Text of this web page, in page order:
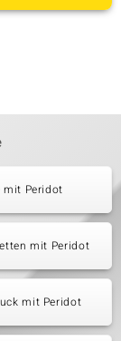
mit Peridot
mit Peridot
mit Peridot